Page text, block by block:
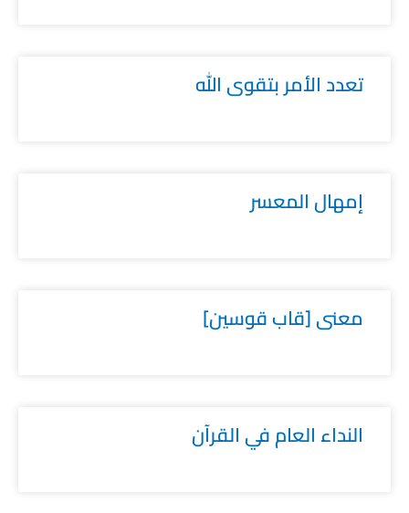
تعدد الأمر بتقوى الله
إمهال المعسر
معنى [قاب قوسين]
النداء العام في القرآن